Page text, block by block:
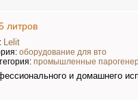
литров
Lelit
оборудование для вто
промышленные
и домашнего